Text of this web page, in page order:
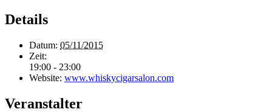
Details
Datum: 05/11/2015
Zeit:
19:00 - 23:00
Website: www.whiskycigarsalon.com
Veranstalter